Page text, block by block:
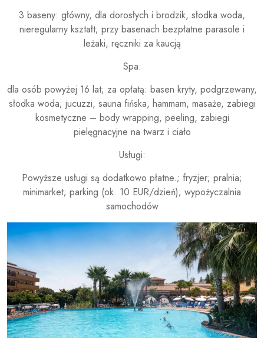
3 baseny: główny, dla dorosłych i brodzik, słodka woda,
nieregularny kształt; przy basenach bezpłatne parasole i
leżaki, ręczniki za kaucją
Spa:
dla osób powyżej 16 lat; za opłatą: basen kryty, podgrzewany,
słodka woda; jucuzzi, sauna fińska, hammam, masaże, zabiegi
kosmetyczne – body wrapping, peeling, zabiegi
pielęgnacyjne na twarz i ciało
Usługi:
Powyższe usługi są dodatkowo płatne.; fryzjer; pralnia;
minimarket; parking (ok. 10 EUR/dzień); wypożyczalnia
samochodów